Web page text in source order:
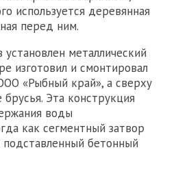
используется деревянная
перед ним.
металлический
изготовил и смонтировал
«Рыбный край», а сверху
Эта конструкция
воды
как сегментный затвор
бетонный